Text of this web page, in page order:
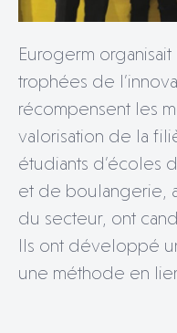
Eurogerm
trophées de
récompensent les
valorisation de la
étudiants d’écoles
et de boulangerie,
du secteur, ont
Ils ont développé
une méthode en